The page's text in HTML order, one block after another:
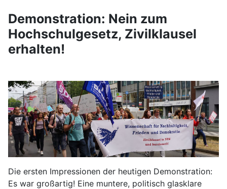
Demonstration: Nein zum
Hochschulgesetz, Zivilklausel
erhalten!
Die ersten Impressionen der heutigen Demonstration:
Es war großartig! Eine muntere, politisch glasklare